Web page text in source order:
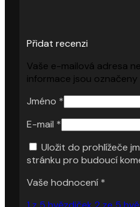
Přidat recenzi
Vaše e-mailová adresa
informace jsou označeny
Jméno *
E-mail *
Uložit do prohlížeče
stránku pro budoucí
Vaše hodnocení *